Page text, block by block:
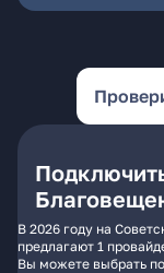
В 2026 году на
предлагают 1
Вы можете выбрать